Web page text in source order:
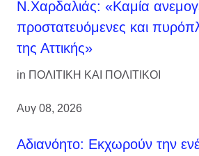
Ν.Χαρδαλιάς: «Καμία
προστατευόμενες και
της Αττικής»
in ΠΟΛΙΤΙΚΗ ΚΑΙ ΠΟΛΙΤΙΚΟΙ
Αυγ 08, 2026
Αδιανόητο: Εκχωρούν την